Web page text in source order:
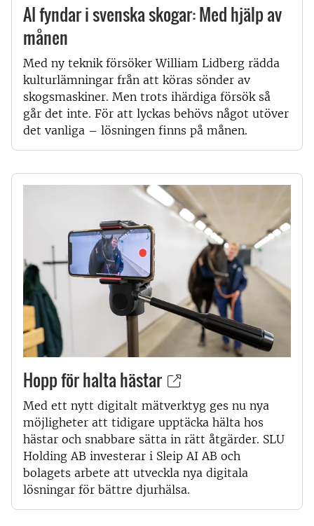
AI fyndar i svenska skogar: Med hjälp av
månen
Med ny teknik försöker William Lidberg rädda
kulturlämningar från att köras sönder av
skogsmaskiner. Men trots ihärdiga försök så
går det inte. För att lyckas behövs något utöver
det vanliga – lösningen finns på månen.
Hopp för halta hästar
Med ett nytt digitalt mätverktyg ges nu nya
möjligheter att tidigare upptäcka hälta hos
hästar och snabbare sätta in rätt åtgärder. SLU
Holding AB investerar i Sleip AI AB och
bolagets arbete att utveckla nya digitala
lösningar för bättre djurhälsa.